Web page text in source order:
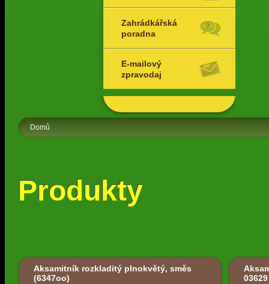
Zahrádkářská
poradna
E-mailový
zpravodaj
Domů
Produkty
Aksamitník rozkladitý plnokvětý, směs
(6347oo)
03629